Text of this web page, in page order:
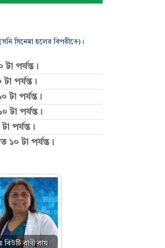
সিনেমা হলের বিপরীতে)।
পর্যন্ত।
পর্যন্ত।
টা পর্যন্ত।
টা পর্যন্ত।
পর্যন্ত।
১০ টা পর্যন্ত।
বিউটি রাণী রায়